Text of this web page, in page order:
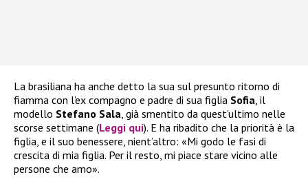
La brasiliana ha anche detto la sua sul presunto ritorno di
fiamma con l’ex compagno e padre di sua figlia Sofia , il
modello Stefano Sala , già smentito da quest’ultimo nelle
scorse settimane (Leggi qui). E ha ribadito che la priorità è la
figlia, e il suo benessere, nient’altro: «Mi godo le fasi di
crescita di mia figlia. Per il resto, mi piace stare vicino alle
persone che amo».